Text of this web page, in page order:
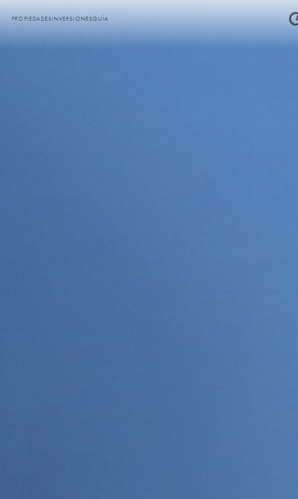
PROPIEDADESINVERSIONESGUÍA